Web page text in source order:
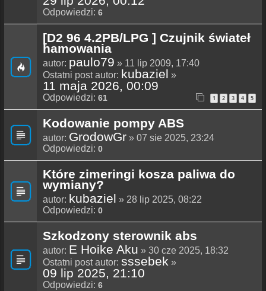
Odpowiedzi: 6
[D2 96 4.2PB/LPG ] Czujnik świateł
hamowania
autor: paulo79 » 11 lip 2009, 17:40
Ostatni post autor: kubaziel »
11 maja 2026, 00:09
Odpowiedzi: 61 1 2 3 4 5
Kodowanie pompy ABS
autor: GrodowGr » 07 sie 2025, 23:24
Odpowiedzi: 0
Które zimeringi kosza paliwa do
wymiany?
autor: kubaziel » 28 lip 2025, 08:22
Odpowiedzi: 0
Szkodzony sterownik abs
autor: E Hoike Aku » 30 cze 2025, 18:32
Ostatni post autor: sssebek »
09 lip 2025, 21:10
Odpowiedzi: 6